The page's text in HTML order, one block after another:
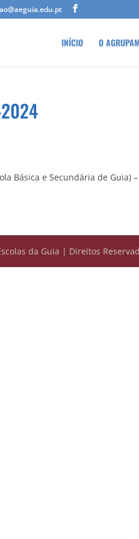
INÍCIO O
Básica e Secundária de Guia) –
da Guia | Direitos